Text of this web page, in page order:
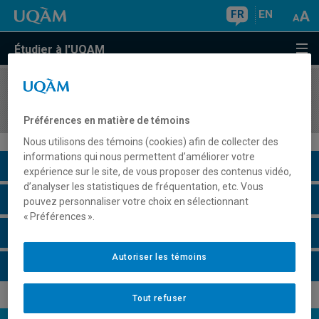
FR EN
Étudier à l'UQAM
COURS//
Description du cours
Horaire - Été 2026
Préférences en matière de témoins
Nous utilisons des témoins (cookies) afin de collecter des
informations qui nous permettent d’améliorer votre
expérience sur le site, de vous proposer des contenus vidéo,
d’analyser les statistiques de fréquentation, etc. Vous
pouvez personnaliser votre choix en sélectionnant
« Préférences ».
Tout refuser
Autoriser les témoins